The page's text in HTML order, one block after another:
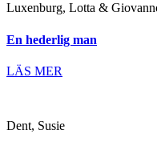
Luxenburg, Lotta &
En hederlig man
LÄS MER
Dent, Susie